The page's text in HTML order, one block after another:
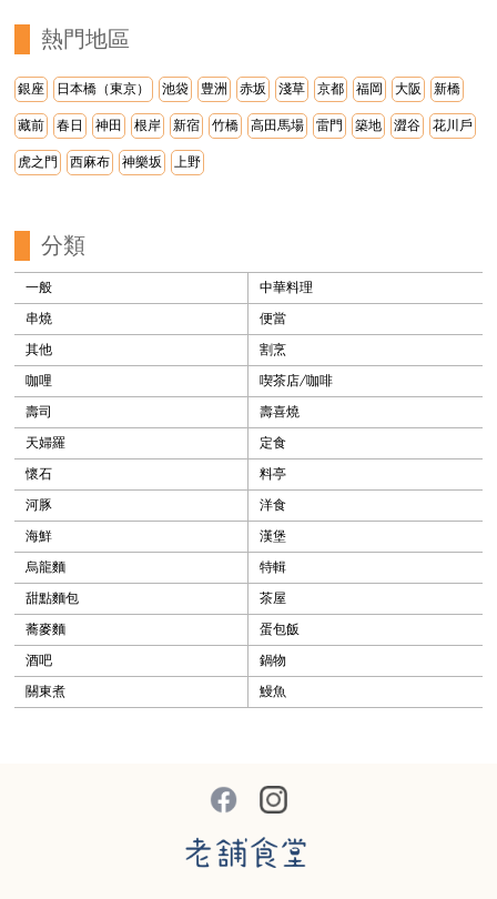
熱門地區
銀座 日本橋（東京） 池袋 豊洲 赤坂 淺草 京都 福岡 大阪 新橋
藏前 春日 神田 根岸 新宿 竹橋 高田馬場 雷門 築地 澀谷 花川戶
虎之門 西麻布 神樂坂 上野
分類
一般
中華料理
串燒
便當
其他
割烹
咖哩
喫茶店/咖啡
壽司
壽喜燒
天婦羅
定食
懷石
料亭
河豚
洋食
海鮮
漢堡
烏龍麵
特輯
甜點麵包
茶屋
蕎麥麵
蛋包飯
酒吧
鍋物
關東煮
鰻魚